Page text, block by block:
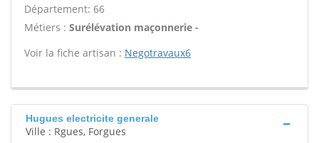
Département: 66
Métiers : Surélévation maçonnerie -
Voir la fiche artisan : Negotravaux6
Hugues electricite generale
Ville : Rgues, Forgues